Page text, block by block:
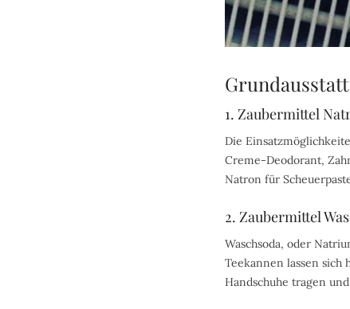
1. Zaubermittel
Die
Creme-Deodorant,
Natron für
2. Zaubermittel
Waschsoda, oder
Teekannen lassen sich
Handschuhe tragen